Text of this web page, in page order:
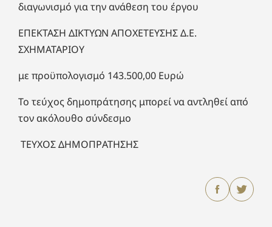
διαγωνισμό για την ανάθεση του έργου
ΕΠΕΚΤΑΣΗ ΔΙΚΤΥΩΝ ΑΠΟΧΕΤΕΥΣΗΣ Δ.Ε.
ΣΧΗΜΑΤΑΡΙΟΥ
με προϋπολογισμό 143.500,00 Ευρώ
Το τεύχος δημοπράτησης μπορεί να αντληθεί από
τον ακόλουθο σύνδεσμο
ΤΕΥΧΟΣ ΔΗΜΟΠΡΑΤΗΣΗΣ